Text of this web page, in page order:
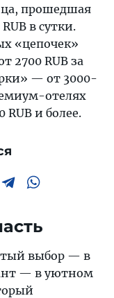
прошедшая
в сутки.
«цепочек»
2700 RUB за
— от 3000-
отелях
и более.
выбор — в
— в уютном